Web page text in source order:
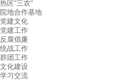
热区"三农"
院地合作基地
党建文化
党建工作
反腐倡廉
统战工作
群团工作
文化建设
学习交流